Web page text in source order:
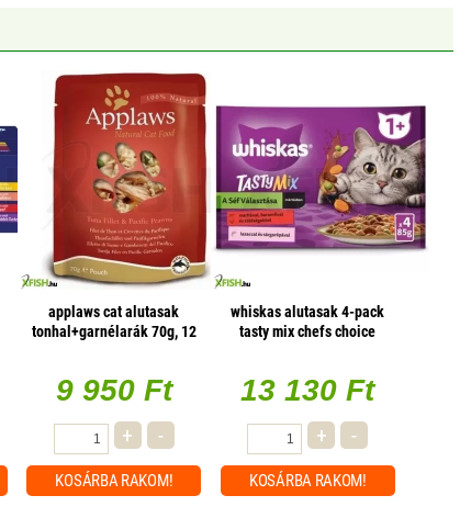
applaws cat alutasak
tonhal+garnélarák 70g, 12
9 950 Ft
+ -
KOSÁRBA RAKOM!
whiskas alutasak 4-pack
tasty mix chefs choice
13 130 Ft
+ -
KOSÁRBA RAKOM!